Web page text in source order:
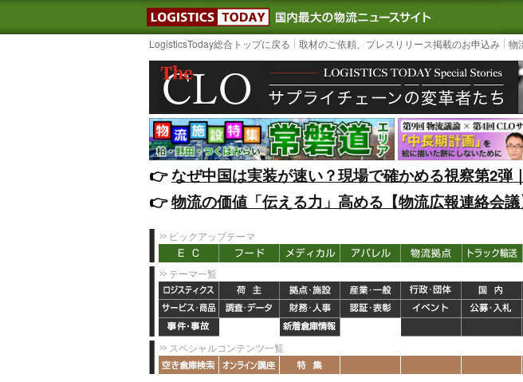
LOGISTICS TODAY｜国内最大の物流ニュー
LogisticsToday総合トップに戻る 取材のご依頼、プレスリリース掲載のお申込み 物
👉️なぜ中国は実装が速い？現場で確かめる視察第2弾
👉️物流の価値「伝える力」高める【物流広報連絡会
ピックアップテーマ
テーマ一覧
スペシャルコンテンツ一覧